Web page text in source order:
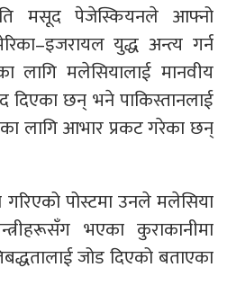
मसूद पेजेस्कियनले आफ्नो
युद्ध अन्त्य गर्न
लागि मलेसियालाई मानवीय
दिएका छन् भने पाकिस्तानलाई
लागि आभार प्रकट गरेका छन्
पोस्टमा उनले मलेसिया
भएका कुराकानीमा
जोड दिएको बताएका